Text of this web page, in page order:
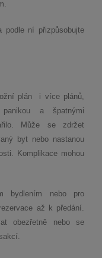
podle ní přizpůsobujte
plán i více plánů,
a špatnými
Může se zdržet
byt nebo nastanou
Komplikace mohou
bydlením nebo pro
až k předání.
obezřetně nebo se